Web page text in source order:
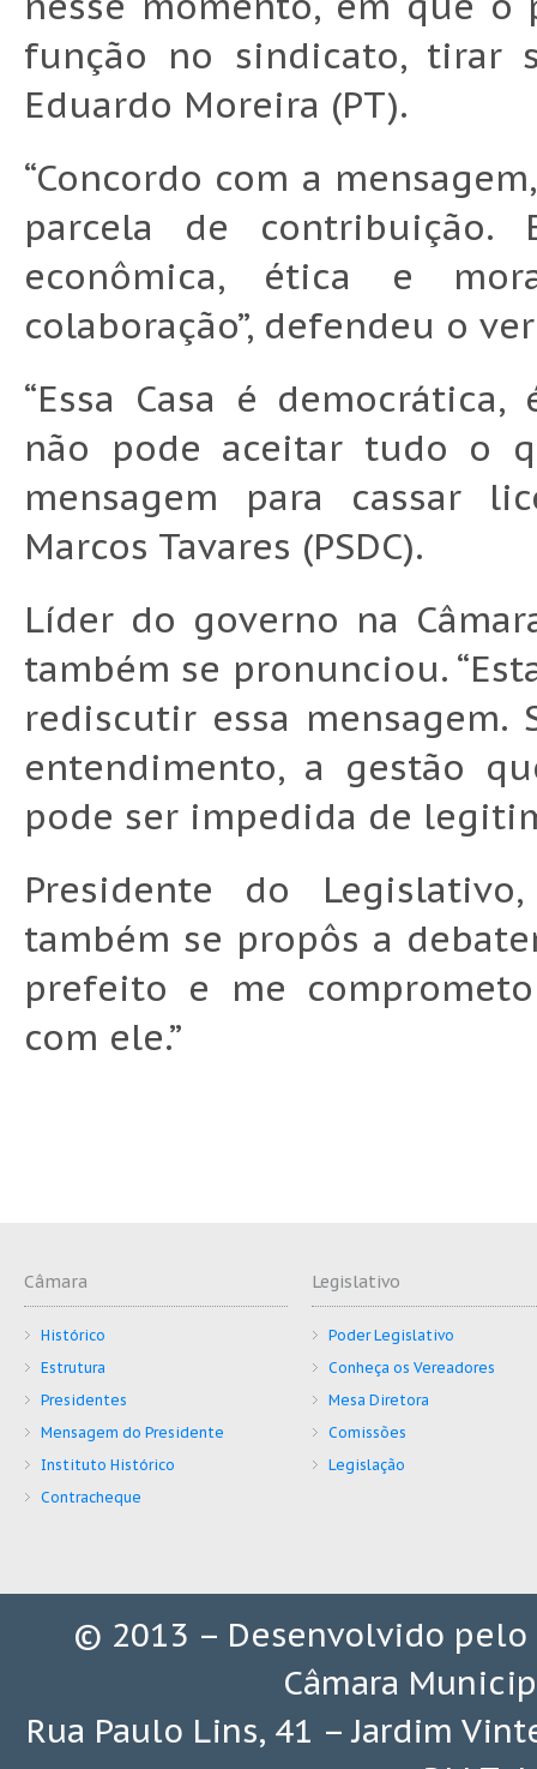
função no sindicato, tirar
Eduardo Moreira (PT).
“Concordo com a
parcela de contribuição.
econômica, ética e
colaboração”, defendeu o
“Essa Casa é
não pode aceitar tudo o
mensagem para cassar
Marcos Tavares (PSDC).
Líder do governo na
também se pronunciou.
rediscutir essa
entendimento, a gestão
pode ser impedida de
Presidente do
também se propôs a
prefeito e me
com ele.”
Câmara
Histórico
Estrutura
Presidentes
Mensagem do Presidente
Instituto Histórico
Contracheque
Legislativo
Poder Legislativo
Conheça os Vereadores
Mesa Diretora
Comissões
Legislação
© 2013 – Desenvolvido pelo
Câmara
Rua Paulo Lins, 41 – Jardim